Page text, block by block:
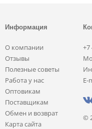
Информация
О компании
Отзывы
Полезные советы
Работа у нас
Оптовикам
Поставщикам
Обмен и возврат
Карта сайта
+7
E-
©